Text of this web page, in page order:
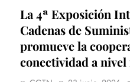
La 4ª Exposición
Cadenas de
promueve la
conectividad a